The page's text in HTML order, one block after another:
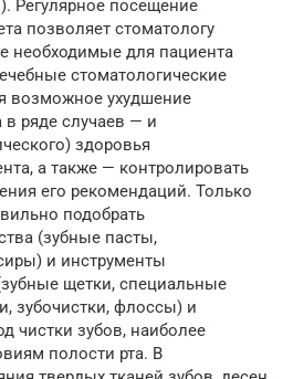
Регулярное посещение
позволяет стоматологу
необходимые для пациента
стоматологические
возможное ухудшение
в ряде случаев — и
здоровья
а также — контролировать
его рекомендаций. Только
подобрать
(зубные пасты,
и инструменты
щетки, специальные
зубочистки, флоссы) и
чистки зубов, наиболее
полости рта. В